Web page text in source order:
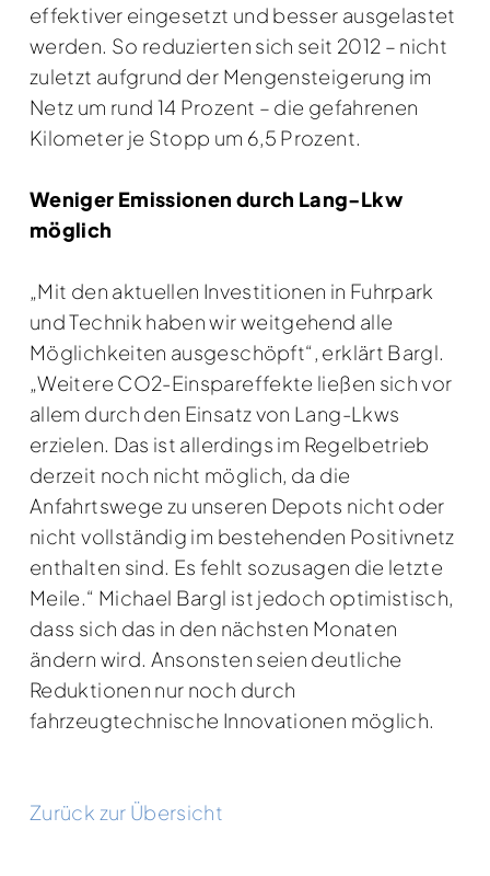
effektiver eingesetzt und besser ausgelastet
werden. So reduzierten sich seit 2012 – nicht
zuletzt aufgrund der Mengensteigerung im
Netz um rund 14 Prozent – die gefahrenen
Kilometer je Stopp um 6,5 Prozent.
Weniger Emissionen durch Lang-Lkw
möglich
„Mit den aktuellen Investitionen in Fuhrpark
und Technik haben wir weitgehend alle
Möglichkeiten ausgeschöpft“, erklärt Bargl.
„Weitere CO2-Einspareffekte ließen sich vor
allem durch den Einsatz von Lang-Lkws
erzielen. Das ist allerdings im Regelbetrieb
derzeit noch nicht möglich, da die
Anfahrtswege zu unseren Depots nicht oder
nicht vollständig im bestehenden Positivnetz
enthalten sind. Es fehlt sozusagen die letzte
Meile.“ Michael Bargl ist jedoch optimistisch,
dass sich das in den nächsten Monaten
ändern wird. Ansonsten seien deutliche
Reduktionen nur noch durch
fahrzeugtechnische Innovationen möglich.
Zurück zur Übersicht